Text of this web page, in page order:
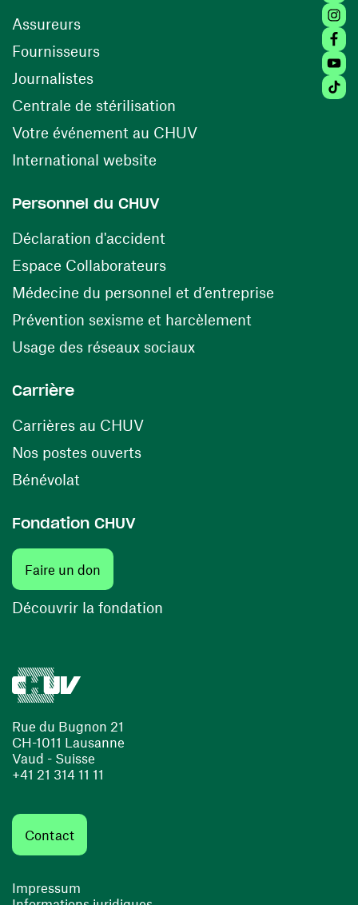
Rue du Bugnon 21
CH-1011 Lausanne
Vaud - Suisse
+41 21 314 11 11
Contact
Impressum
Assureurs
Fournisseurs(ouvre une nouvelle fenêtre)
Journalistes
Centrale de stérilisation (ouvre une nouvelle
Votre événement au CHUV(ouvre une nouvelle
International website
Personnel du CHUV
Déclaration d'accident
Espace Collaborateurs(ouvre une nouvelle fenêtre)
Médecine du personnel et d’entreprise
Prévention sexisme et harcèlement
Usage des réseaux sociaux(ouvre une nouvelle
Carrière
Carrières au CHUV(ouvre une nouvelle fenêtre)
Nos postes ouverts(ouvre une nouvelle fenêtre)
Bénévolat
Fondation CHUV
Faire un don
Découvrir la fondation